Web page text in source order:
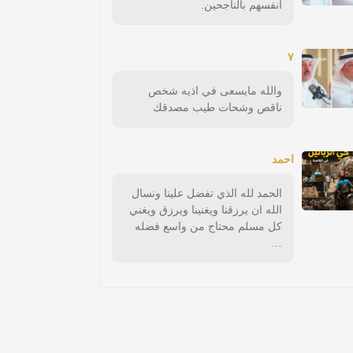
انفسهم بالناجحين.
٧
والله مايسعى في اذيه شخص
ناقص وشحات طيب مصدقك
احمد
الحمد لله الذي تفضل علينا ونسال
الله ان يرزقنا ويغنينا ويرزق ويغني
كل مسلم محتاج من واسع فضله